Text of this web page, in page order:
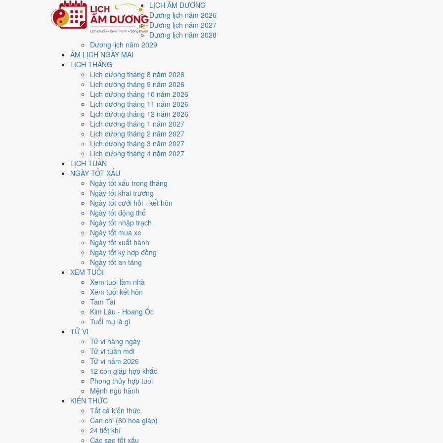
LỊCH ÂM DƯƠNG
Dương lịch năm 2026
Dương lịch năm 2027
Dương lịch năm 2028
Dương lịch năm 2029
ÂM LỊCH NGÀY MAI
LỊCH THÁNG
Lịch dương tháng 8 năm 2026
Lịch dương tháng 9 năm 2026
Lịch dương tháng 10 năm 2026
Lịch dương tháng 11 năm 2026
Lịch dương tháng 12 năm 2026
Lịch dương tháng 1 năm 2027
Lịch dương tháng 2 năm 2027
Lịch dương tháng 3 năm 2027
Lịch dương tháng 4 năm 2027
LỊCH TUẦN
NGÀY TỐT XẤU
Ngày tốt xấu trong tháng
Ngày tốt khai trương
Ngày tốt cưới hỏi - kết hôn
Ngày tốt động thổ
Ngày tốt nhập trạch
Ngày tốt mua xe
Ngày tốt xuất hành
Ngày tốt ký hợp đồng
Ngày tốt an táng
XEM TUỔI
Xem tuổi làm nhà
Xem tuổi kết hôn
Tam Tai
Kim Lâu - Hoang Ốc
Tuổi mụ là gì
TỬ VI
Tử vi hàng ngày
Tử vi tuần mới
Tử vi năm 2026
12 con giáp hợp khắc
Phong thủy hợp tuổi
Mệnh ngũ hành
KIẾN THỨC
Tất cả kiến thức
Can chi (60 hoa giáp)
24 tiết khí
Các sao tốt xấu
Trang chủ
Lịch năm 1975
Tháng 12/1975
Ngày 30/12/1975 (Canh Tuất)
Xem ngày30/12/1975
hay xấu?
Ngày 30/12/1975 dương lịch (Thứ Ba) là ngày 28/11/1975 âm lịch
với điểm trung bình6.0/10cho các việc quan trọng. Giờ Hoàng Đạo trong ngày:
Ngày Dương
Thứ Ba
Tháng 12 năm 1975
Tháng 11 âm năm 1975
Canh Tuất
Ngày Canh Tuất có Trực
thường ngày.
Dần, Ngọ, Mão hợp ngày; tuổi
Ngày 30/12/1975 tốt hay xấu cho việc gì?
Ngày 30/12/1975 đạt
gặp Sao Thiên Hình hắc đạo nên điểm từng việc chênh nhau như bảng dưới.
Cưới hỏi - đính hôn
Tốt